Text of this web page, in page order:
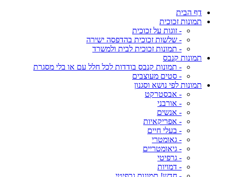
דף הבית
תמונות זכוכית
- זוגות על זכוכית
- שלשות זכוכית בהדפסה ישירה
- תמונות זכוכית לבית ולמשרד
תמונות קנבס
- תמונות קנבס בודדות לכל חלל עם או בלי מסגרת
- סטים מעוצבים
תמונות לפי נושא וסגנון
- אבסטרקט
- אורבני
- אנשים
- אפריקאיות
- בעלי חיים
- גאומטרי
- גיאומטריים
- גרפיטי
- דמויות